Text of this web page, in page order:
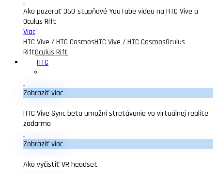
Ako pozerať 360-stupňové YouTube videa na HTC Vive a
Oculus Rift
Viac
HTC Vive / HTC CosmosHTC Vive / HTC CosmosOculus
RiftOculus Rift
HTC
Zobraziť viac
HTC Vive Sync beta umožní stretávanie vo virtuálnej realite
zadarmo
Zobraziť viac
Ako vyčistiť VR headset